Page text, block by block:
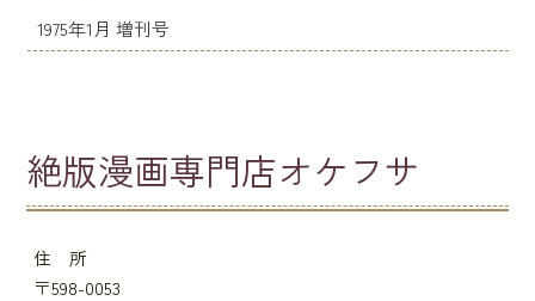
1975年1月 増刊号
絶版漫画専門店オケフサ
住 所
〒598-0053